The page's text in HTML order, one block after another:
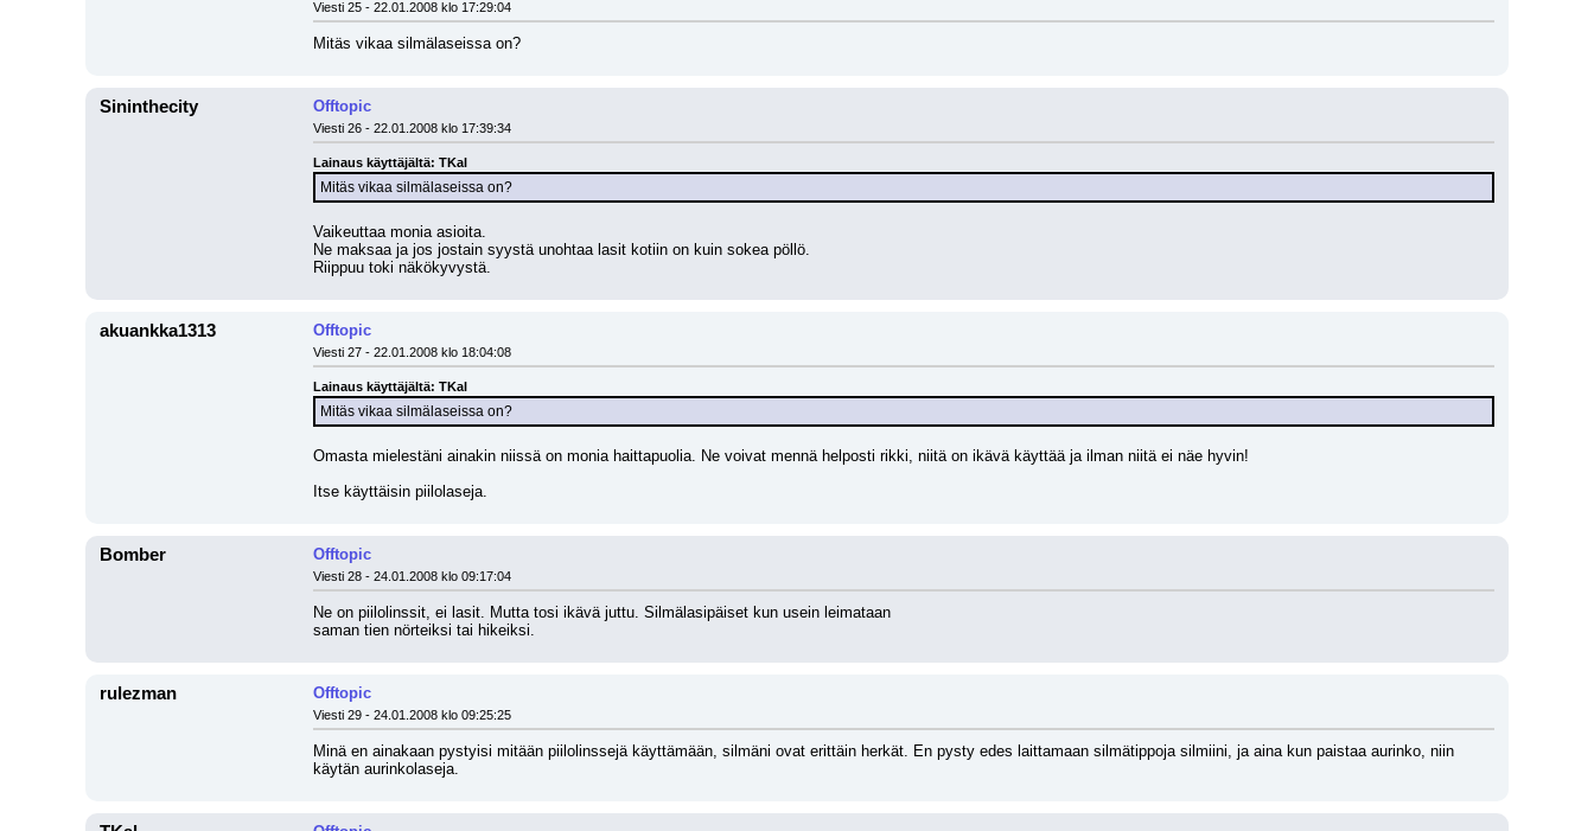
Viesti 25 - 22.01.2008 klo 17:29:04
Mitäs vikaa silmälaseissa on?
Sininthecity Offtopic
Viesti 26 - 22.01.2008 klo 17:39:34
Lainaus käyttäjältä: TKal
Mitäs vikaa silmälaseissa on?
Vaikeuttaa monia asioita.
Ne maksaa ja jos jostain syystä unohtaa lasit kotiin on kuin sokea pöllö.
Riippuu toki näkökyvystä.
akuankka1313 Offtopic
Viesti 27 - 22.01.2008 klo 18:04:08
Lainaus käyttäjältä: TKal
Mitäs vikaa silmälaseissa on?
Omasta mielestäni ainakin niissä on monia haittapuolia. Ne voivat mennä helposti rikki, niitä on ikävä käyttää ja ilman niitä ei näe hyvin!
Itse käyttäisin piilolaseja.
Bomber Offtopic
Viesti 28 - 24.01.2008 klo 09:17:04
Ne on piilolinssit, ei lasit. Mutta tosi ikävä juttu. Silmälasipäiset kun usein leimataan
saman tien nörteiksi tai hikeiksi.
rulezman Offtopic
Viesti 29 - 24.01.2008 klo 09:25:25
Minä en ainakaan pystyisi mitään piilolinssejä käyttämään, silmäni ovat erittäin herkät. En pysty edes laittamaan silmätippoja silmiini, ja aina kun paistaa aurinko, niin
käytän aurinkolaseja.